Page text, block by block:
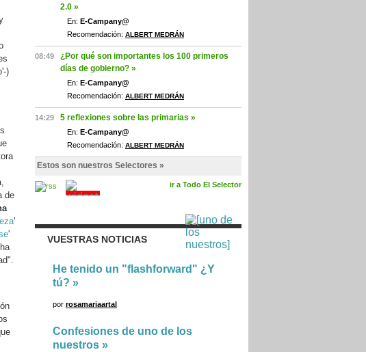
)
de
'
'
2.0 »
En: E-Campany@
Recomendación: ALBERT MEDRÁN
08:49
¿Por qué son importantes los 100 primeros
días de gobierno? »
En: E-Campany@
Recomendación: ALBERT MEDRÁN
14:29 5 reflexiones sobre las primarias »
En: E-Campany@
Recomendación: ALBERT MEDRÁN
Estos son nuestros Selectores »
ir a Todo El Selector
VUESTRAS NOTICIAS
He tenido un "flashforward" ¿Y
tú? »
por rosamariaartal
Confesiones de uno de los
nuestros »